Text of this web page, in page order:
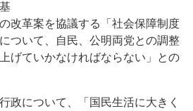
改革案を協議する「社会保障制度
ついて、自民、公明両党との調整
げていかなければならない」との
政について、「国民生活に大きく